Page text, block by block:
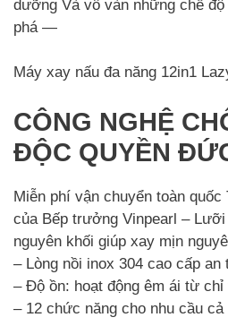
dưỡng Và vô vàn những chế
phá —
Máy xay nấu đa năng 12in1
CÔNG NGHỆ
ĐỘC QUYỀN
Miễn phí vận chuyển toàn
của Bếp trưởng Vinpearl – Lưỡi
nguyên khối giúp xay mịn
– Lòng nồi inox 304 cao cấp an
– Độ ồn: hoạt động êm ái từ chỉ
– 12 chức năng cho nhu cầu cả